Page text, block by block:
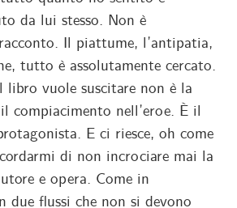
da lui stesso. Non è
Il piattume, l’antipatia,
tutto è assolutamente cercato.
libro vuole suscitare non è la
compiacimento nell’eroe. È il
E ci riesce, oh come
di non incrociare mai la
e opera. Come in
due flussi che non si devono